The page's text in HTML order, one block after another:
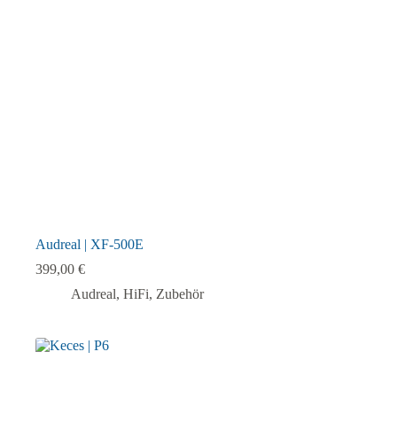
Audreal | XF-500E
399,00 €
Audreal, HiFi, Zubehör